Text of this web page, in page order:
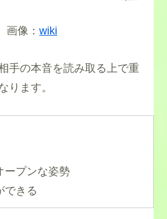
画像： wiki
手の本音を読み取る上で重
ります。
プンな姿勢
できる